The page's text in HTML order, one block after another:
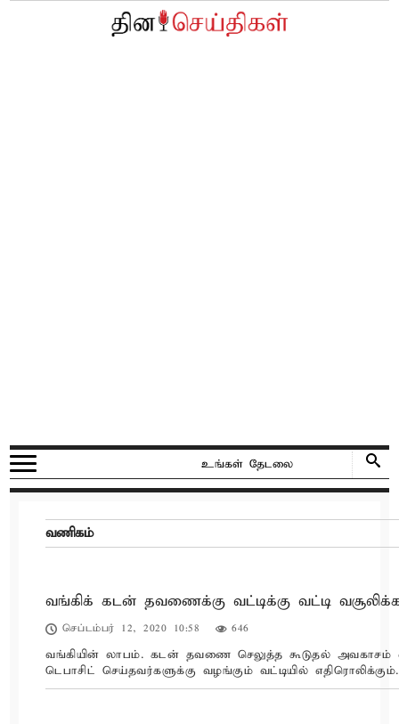
வணிகம்
வங்கிக் கடன் தவணைக்கு வட்டிக்கு வட்டி
செப்டம்பர் 12, 2020 10:58 646
வங்கியின் லாபம். கடன் தவணை செலுத்த கூடுதல்
டெபாசிட் செய்தவர்களுக்கு வழங்கும் வட்டியில் எதிரொலிக்கும்.